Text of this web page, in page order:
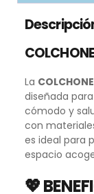
La
diseñada
cómodo y
con
es ideal para
espacio
💖